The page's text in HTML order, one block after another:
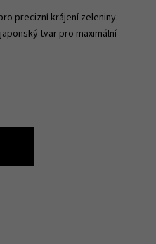
precizní krájení zeleniny.
tvar pro maximální